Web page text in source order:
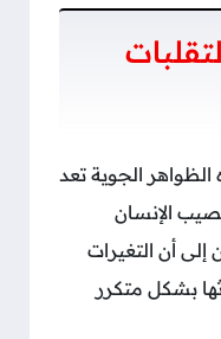
الجوية تعد
الإنسان
أن التغيرات
بشكل متكرر